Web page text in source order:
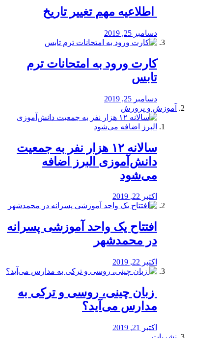
️ اطلاعیه مهم تغییر تاریخ
دسامبر 25, 2019
کارت ورود به امتحانات ترم
تابس
دسامبر 25, 2019
آموزش و پرورش
️سالانه ۱۲ هزار نفر به جمعیت
دانش‌آموزی البرز اضافه
می‌شود
اکتبر 22, 2019
افتتاح یک واحد آموزشی پسرانه
در محمدشهر
اکتبر 22, 2019
️ زبان چینی، روسی و ترکی به
مدارس می‌آید؟
اکتبر 21, 2019